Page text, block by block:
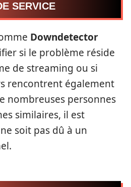
SERVICE
Downdetector
si le problème réside
de streaming ou si
rencontrent également
nombreuses personnes
similaires, il est
soit pas dû à un